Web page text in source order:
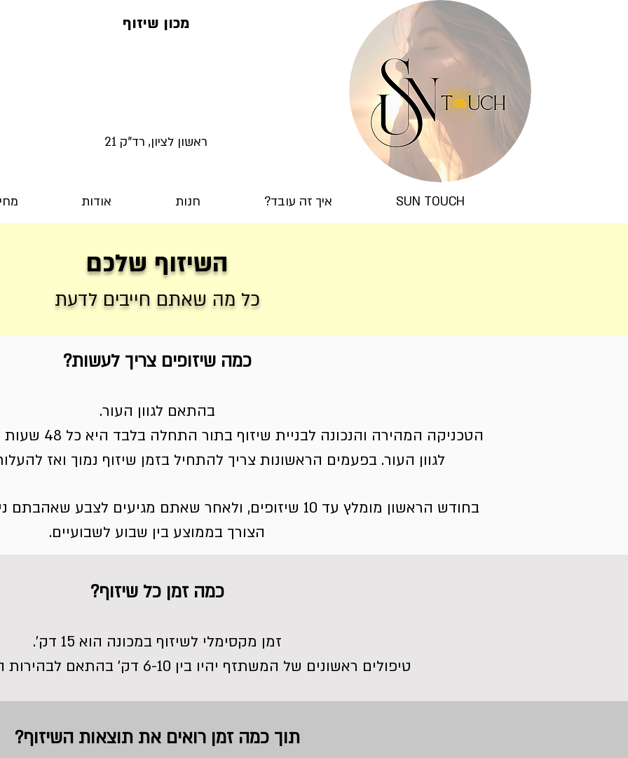
מכון שיזוף
ראשון לציון, רד"ק 21
SUN TOUCH איך זה עובד? חנות אודות
השיזוף שלכם
כל מה שאתם חייבים לדעת
כמה שיזופים צריך לעשות?
בהתאם לגוון העור.
הטכניקה המהירה
לגוון העור. בפעמים הראשונות צריך להתחיל בזמן שיזוף נמוך ואז
בחודש הראשון מומלץ עד 10 שיזופים, ו
לאחר שאתם מגיעים לצבע שאהבתם
הצורך בממוצע בין שבוע לשבועיים.
כמה זמן כל שיזוף?
זמן מקסימלי לשיזוף במכונה הוא 15 דק'.
טיפולים ראשונים של המשתזף יהיו בין 6-10 דק' בהתאם לבהירות העור של הלקוח.
תוך כמה זמן רואים את תוצאות השיזוף?